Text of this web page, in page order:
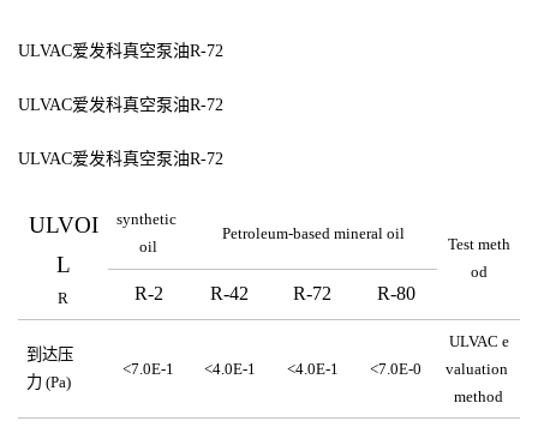
ULVAC爱发科真空泵油R-72
ULVAC爱发科真空泵油R-72
ULVAC爱发科真空泵油R-72
ULVOI
L
R
synthetic
oil
Petroleum-based mineral oil
Test meth
od
R-2 R-42 R-72 R-80
到达压
力 (Pa)
<7.0E-1 <4.0E-1 <4.0E-1 <7.0E-0
ULVAC e
valuation
method